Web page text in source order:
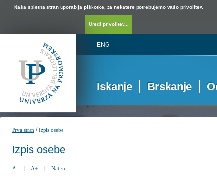
Naša spletna stran uporablja piškotke, za nekatere potrebujemo vašo privolitev.
Uredi privolitev...
ENG
Iskanje Brskanje
Prva stran /Izpis osebe
Izpis osebe
A- | A+ | Natisni